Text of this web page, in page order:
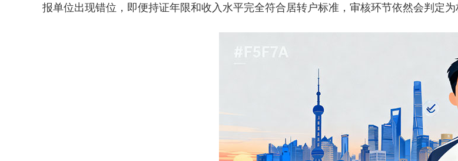
报单位出现错位，即便持证年限和收入水平完全符合居转户标准，审核环节依然会判定为